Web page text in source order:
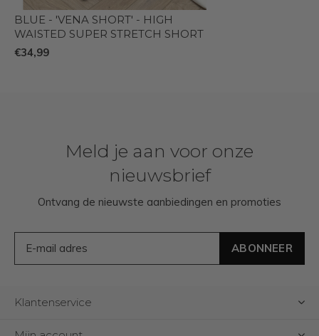
BLUE - 'VENA SHORT' - HIGH
WAISTED SUPER STRETCH SHORT
€34,99
Meld je aan voor onze
nieuwsbrief
Ontvang de nieuwste aanbiedingen en promoties
ABONNEER
Klantenservice